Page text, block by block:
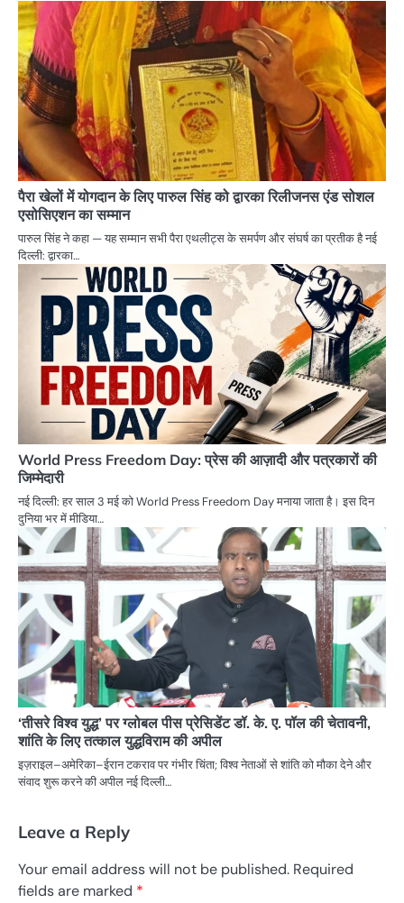
पैरा खेलों में योगदान के लिए पारुल सिंह को द्वारका रिलीजनस एंड सोशल
एसोसिएशन का सम्मान
पारुल सिंह ने कहा — यह सम्मान सभी पैरा एथलीट्स के समर्पण और संघर्ष का प्रतीक है नई
दिल्ली: द्वारका…
World Press Freedom Day: प्रेस की आज़ादी और पत्रकारों की
जिम्मेदारी
नई दिल्ली: हर साल 3 मई को World Press Freedom Day मनाया जाता है। इस दिन
दुनिया भर में मीडिया…
‘तीसरे विश्व युद्ध’ पर ग्लोबल पीस प्रेसिडेंट डॉ. के. ए. पॉल की चेतावनी,
शांति के लिए तत्काल युद्धविराम की अपील
इज़राइल–अमेरिका–ईरान टकराव पर गंभीर चिंता; विश्व नेताओं से शांति को मौका देने और
संवाद शुरू करने की अपील नई दिल्ली…
Leave a Reply
Your email address will not be published. Required
fields are marked *